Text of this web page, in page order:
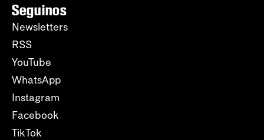
Seguinos
Newsletters
RSS
YouTube
WhatsApp
Instagram
Facebook
TikTok